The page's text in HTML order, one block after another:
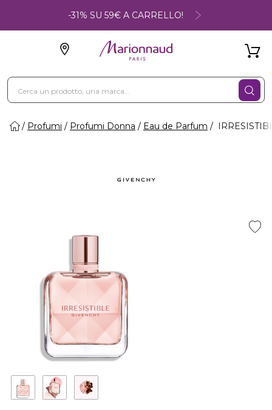
-31% SU 59€ A CARRELLO!
Profumi Profumi Donna Eau de Parfum